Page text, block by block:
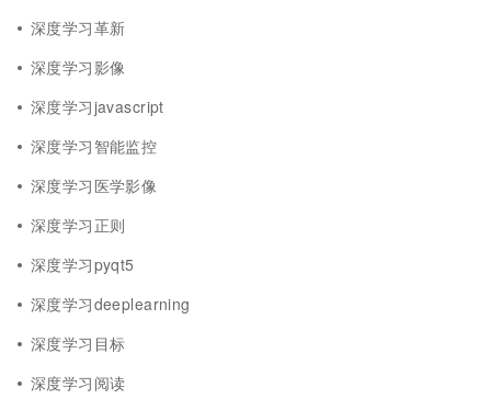
深度学习革新
深度学习影像
深度学习javascript
深度学习智能监控
深度学习医学影像
深度学习正则
深度学习pyqt5
深度学习deeplearning
深度学习目标
深度学习阅读